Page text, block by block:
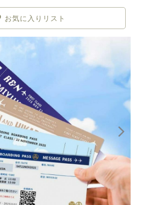
お気に入りリスト